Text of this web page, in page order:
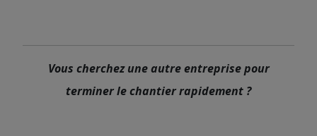
Vous cherchez une autre entreprise pour
terminer le chantier rapidement ?